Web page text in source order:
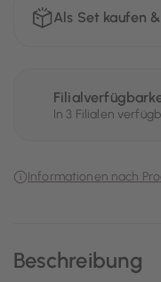
Beschreibung
Als Set kaufen
In 3 Filialen
Informationen nach